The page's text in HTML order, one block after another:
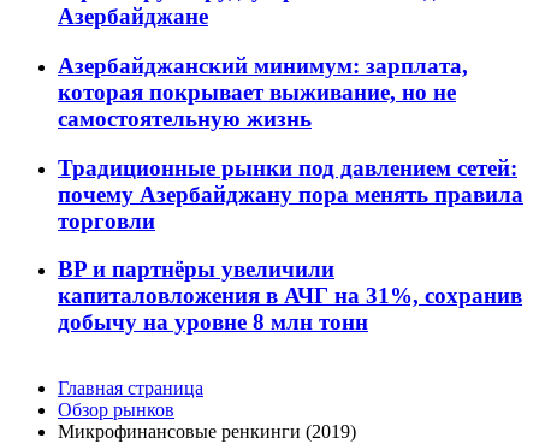
Азербайджане
Азербайджанский минимум: зарплата,
которая покрывает выживание, но не
самостоятельную жизнь
Традиционные рынки под давлением сетей:
почему Азербайджану пора менять правила
торговли
BP и партнёры увеличили
капиталовложения в АЧГ на 31%, сохранив
добычу на уровне 8 млн тонн
Главная страница
Обзор рынков
Mикрофинансовые ренкинги (2019)